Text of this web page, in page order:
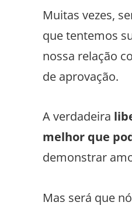
Muitas vezes,
que tentemos
nossa relação
de aprovação.
A verdadeira
melhor que
demonstrar
Mas será que